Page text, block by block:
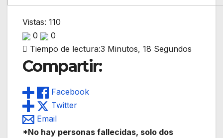
Vistas: 110
0
0
Tiempo de lectura:3 Minutos, 18 Segundos
Compartir:
Facebook
Twitter
Email
*No hay personas fallecidas, solo dos